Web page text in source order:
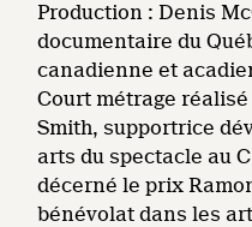
Production : Denis
documentaire du
canadienne et
Court métrage
Smith, supportrice
arts du spectacle au
décerné le prix
bénévolat dans les